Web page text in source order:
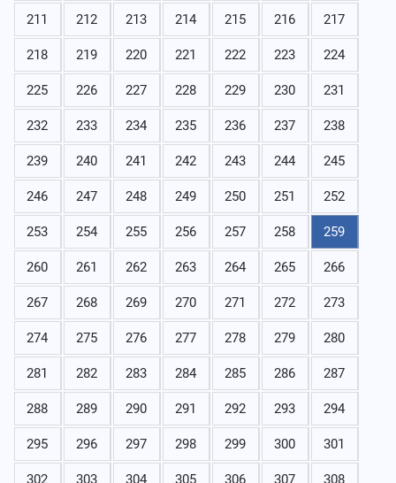
211 212 213 214 215 216 217
218 219 220 221 222 223 224
225 226 227 228 229 230 231
232 233 234 235 236 237 238
239 240 241 242 243 244 245
246 247 248 249 250 251 252
253 254 255 256 257 258 259
260 261 262 263 264 265 266
267 268 269 270 271 272 273
274 275 276 277 278 279 280
281 282 283 284 285 286 287
288 289 290 291 292 293 294
295 296 297 298 299 300 301
302 303 304 305 306 307 308